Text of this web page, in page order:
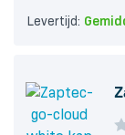
Levertijd: